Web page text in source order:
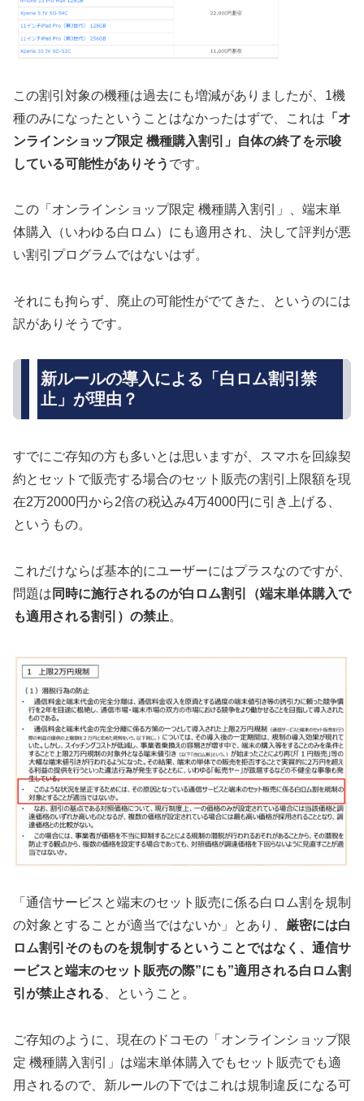
この割引対象の機種は過去にも増減がありましたが、1機
種のみになったということはなかったはずで、これは 「オ
ンラインショップ限定 機種購入割引」自体の終了を示唆
している可能性がありそう です。
この「オンラインショップ限定 機種購入割引」、端末単
体購入（いわゆる白ロム）にも適用され、決して評判が悪
い割引プログラムではないはず。
それにも拘らず、廃止の可能性がでてきた、というのには
訳がありそうです。
新ルールの導入による「白ロム割引禁
止」が理由？
すでにご存知の方も多いとは思いますが、スマホを回線契
約とセットで販売する場合のセット販売の割引上限額を現
在2万2000円から2倍の税込み4万4000円に引き上げる、
というもの。
これだけならば基本的にユーザーにはプラスなのですが、
問題は 同時に施行されるのが白ロム割引（端末単体購入で
も適用される割引）の禁止。
「通信サービスと端末のセット販売に係る白ロム割を規制
の対象とすることが適当ではないか」とあり、 厳密には白
ロム割引そのものを規制するということではなく、通信サ
ービスと端末のセット販売の際”にも”適用される白ロム割
引が禁止される 、ということ。
ご存知のように、現在のドコモの「オンラインショップ限
定 機種購入割引」は端末単体購入でもセット販売でも適
用されるので、新ルールの下ではこれは規制違反になる可